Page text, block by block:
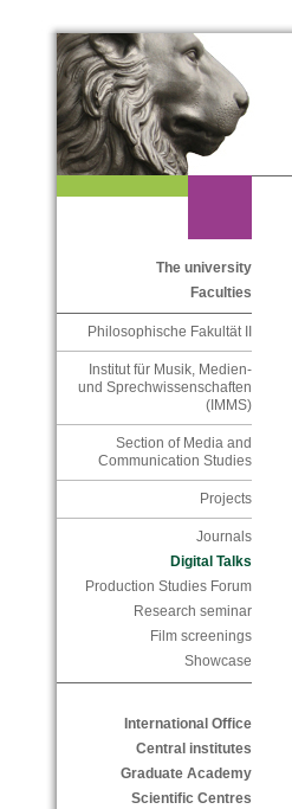
The university
Faculties
Philosophische Fakultät II
Institut für Musik, Medien-
und Sprechwissenschaften
(IMMS)
Section of Media and
Communication Studies
Projects
Journals
Digital Talks
Production Studies Forum
Research seminar
Film screenings
Showcase
International Office
Central institutes
Graduate Academy
Scientific Centres